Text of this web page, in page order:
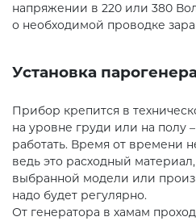
напряжении в 220 или 380
о необходимой проводке
Установка
Прибор крепится в
на уровне груди или на полу
работать. Время от времени
ведь это расходный
выбранной модели или
надо будет регулярно.
От генератора в хамам